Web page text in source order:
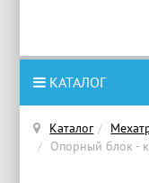
КАТАЛОГ
Каталог
Опорный блок -